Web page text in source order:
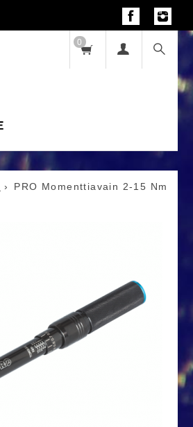
0
PRO Momenttiavain 2-15 Nm